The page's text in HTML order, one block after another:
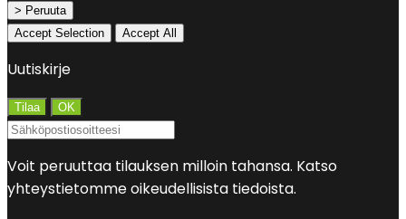
> Peruuta
Accept Selection
Accept All
Uutiskirje
Voit peruuttaa tilauksen milloin tahansa. Katso
yhteystietomme oikeudellisista tiedoista.